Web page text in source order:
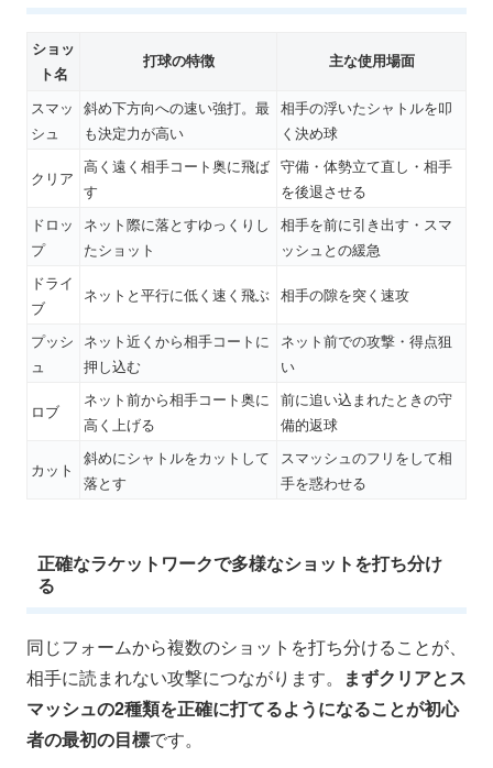
ショッ
ト名
打球の特徴 主な使用場面
スマッ
シュ
斜め下方向への速い強打。最
も決定力が高い
相手の浮いたシャトルを叩
く決め球
クリア
高く遠く相手コート奥に飛ば
す
守備・体勢立て直し・相手
を後退させる
ドロッ
プ
ネット際に落とすゆっくりし
たショット
相手を前に引き出す・スマ
ッシュとの緩急
ドライ
ブ
ネットと平行に低く速く飛ぶ 相手の隙を突く速攻
プッシ
ュ
ネット近くから相手コートに
押し込む
ネット前での攻撃・得点狙
い
ロブ
ネット前から相手コート奥に
高く上げる
前に追い込まれたときの守
備的返球
カット
斜めにシャトルをカットして
落とす
スマッシュのフリをして相
手を惑わせる
正確なラケットワークで多様なショットを打ち分け
る
同じフォームから複数のショットを打ち分けることが、
相手に読まれない攻撃につながります。
まずクリアとス
マッシュの2種類を正確に打てるようになることが初心
者の最初の目標です。